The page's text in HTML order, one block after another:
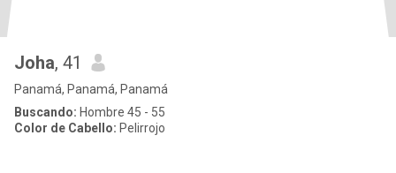
Joha, 41
Panamá, Panamá, Panamá
Buscando: Hombre 45 - 55
Color de Cabello: Pelirrojo